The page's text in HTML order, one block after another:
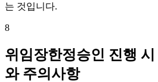
는 것입니다.
8
위임장한정승인 진행
와 주의사항